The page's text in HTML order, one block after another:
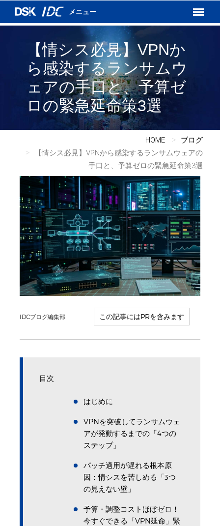
インターネットVPN
運用保守サービス
【情シス必見】VPNか
ら感染するランサムウ
ェアの手口と、予算ゼ
ロの緊急延命策3選
HOME
ブログ
【情シス必見】VPNから感染するランサムウェアの
手口と、予算ゼロの緊急延命策3選
IDCブログ編集部
目次
はじめに
VPNを突破してランサムウェ
アが発動するまでの「4つの
ステップ」
パッチ適用が遅れる根本原
因：情シスを苦しめる「3つ
の見えない壁」
予算・調整コストほぼゼロ！
今すぐできる「VPN延命」緊